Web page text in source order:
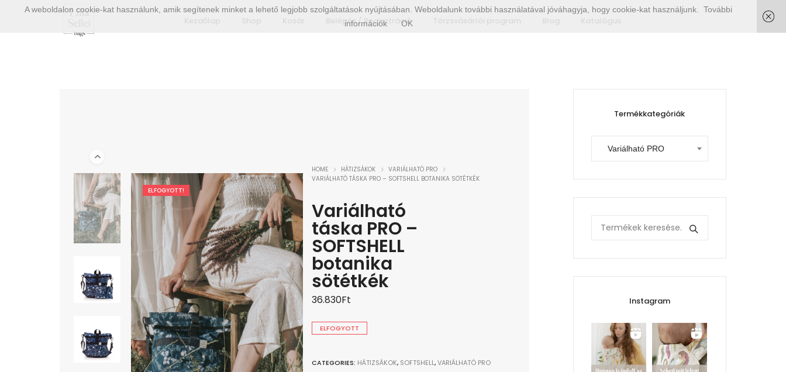
Belépés / Regisztráció
ELFOGYOTT!
HOME HÁTIZSÁKOK
VARIÁLHATÓ PRO
VARIÁLHATÓ TÁSKA PRO – SOFTSHELL BOTANIKA SÖTÉTKÉK
Variálható
táska PRO –
SOFTSHELL
botanika
sötétkék
36.830Ft
ELFOGYOTT
CATEGORIES: HÁTIZSÁKOK, SOFTSHELL,VARIÁLHATÓ PRO
Termékkategóriák
Variálható PRO
for:
Instagram
A weboldalon cookie-kat használunk, amik segítenek minket a lehető legjobb szolgáltatások nyújtásában. Weboldalunk további használatával jóváhagyja, hogy cookie-kat használjunk.
További
információk
OK